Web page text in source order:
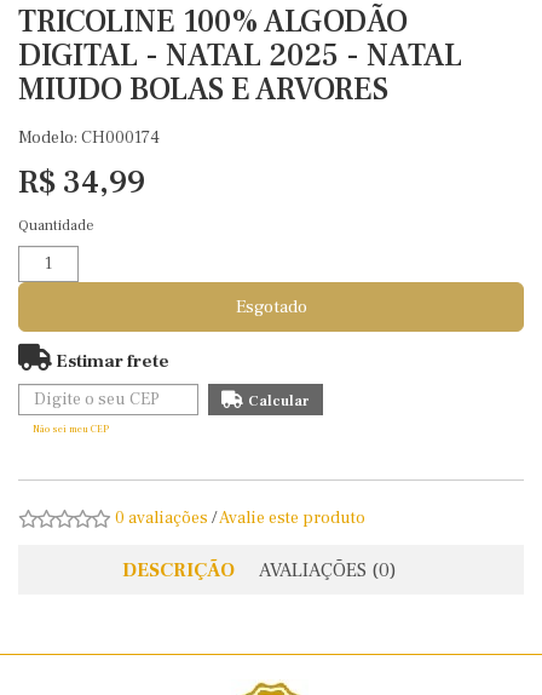
TRICOLINE 100% ALGODÃO
DIGITAL - NATAL 2025 - NATAL
MIUDO BOLAS E ARVORES
Modelo: CH000174
R$ 34,99
Quantidade
Esgotado
Estimar frete
Não sei meu CEP
0 avaliações /Avalie este produto
DESCRIÇÃO AVALIAÇÕES (0)